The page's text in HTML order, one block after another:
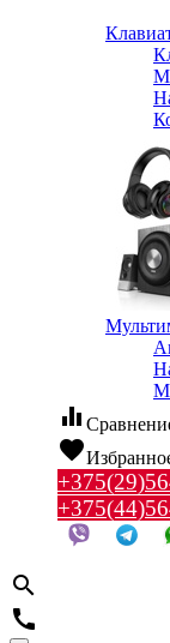
equalizer
favorite
search
call